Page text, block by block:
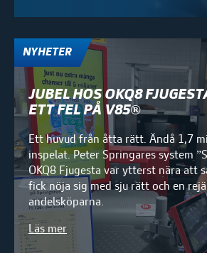
NYHETER
JUBEL HOS OKQ8
ETT FEL PÅ V85®
Ett huvud från åtta rätt. Ändå 1,7
inspelat. Peter Springares system
OKQ8 Fjugesta var ytterst nära att
fick nöja sig med sju rätt och en
andelsköparna.
Läs mer